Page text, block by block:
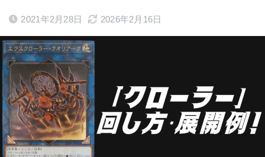
2021年2月28日 2026年2月16日